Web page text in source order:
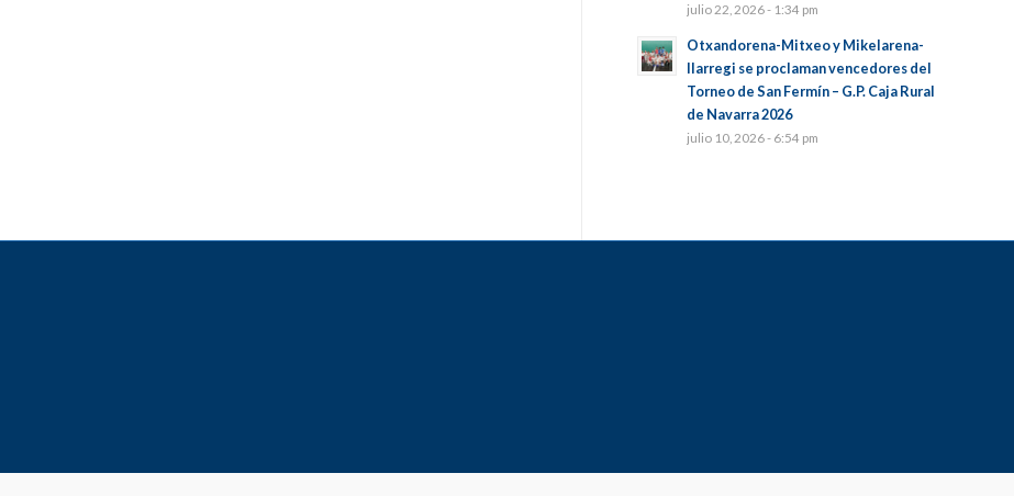
julio 22, 2026 - 1:34 pm
Otxandorena-Mitxeo y Mikelarena-
Ilarregi se proclaman vencedores del
Torneo de San Fermín – G.P. Caja Rural
de Navarra 2026
julio 10, 2026 - 6:54 pm